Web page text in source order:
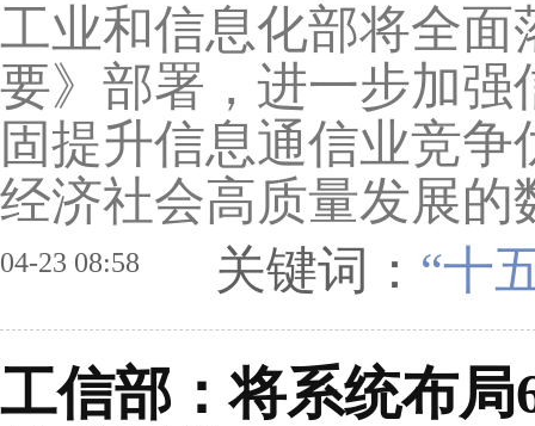
工业和信息化部将全面
要》部署，进一步加
固提升信息通信业竞
经济社会高质量发展的
04-23 08:58 关键词： “十
工信部：将系统布